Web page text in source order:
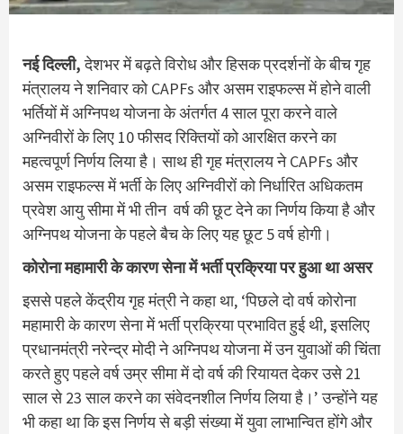
नई दिल्ली,देशभर में बढ़ते विरोध और हिसक प्रदर्शनों के बीच गृह
मंत्रालय ने शनिवार को CAPFs और असम राइफल्स में होने वाली
भर्तियों में अग्निपथ योजना के अंतर्गत 4 साल पूरा करने वाले
अग्निवीरों के लिए 10 फीसद रिक्तियों को आरक्षित करने का
महत्वपूर्ण निर्णय लिया है। साथ ही गृह मंत्रालय ने CAPFs और
असम राइफल्स में भर्ती के लिए अग्निवीरों को निर्धारित अधिकतम
प्रवेश आयु सीमा में भी तीन वर्ष की छूट देने का निर्णय किया है और
अग्निपथ योजना के पहले बैच के लिए यह छूट 5 वर्ष होगी।
कोरोना महामारी के कारण सेना में भर्ती प्रक्रिया पर हुआ था असर
इससे पहले केंद्रीय गृह मंत्री ने कहा था, ‘पिछले दो वर्ष कोरोना
महामारी के कारण सेना में भर्ती प्रक्रिया प्रभावित हुई थी, इसलिए
प्रधानमंत्री नरेन्द्र मोदी ने अग्निपथ योजना में उन युवाओं की चिंता
करते हुए पहले वर्ष उम्र सीमा में दो वर्ष की रियायत देकर उसे 21
साल से 23 साल करने का संवेदनशील निर्णय लिया है।’ उन्होंने यह
भी कहा था कि इस निर्णय से बड़ी संख्या में युवा लाभान्वित होंगे और